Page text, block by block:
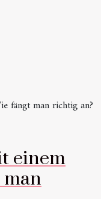
fängt man richtig an?
einem